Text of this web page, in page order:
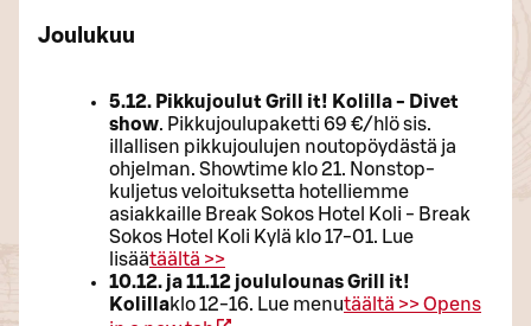
Joulukuu
5.12. Pikkujoulut Grill it! Kolilla - Divet
show. Pikkujoulupaketti 69 €/hlö sis.
illallisen pikkujoulujen noutopöydästä ja
ohjelman. Showtime klo 21. Nonstop-
kuljetus veloituksetta hotelliemme
asiakkaille Break Sokos Hotel Koli - Break
Sokos Hotel Koli Kylä klo 17-01. Lue
lisäätäältä >>
10.12. ja 11.12 joululounas Grill it!
Kolillaklo 12-16. Lue menutäältä >>Opens